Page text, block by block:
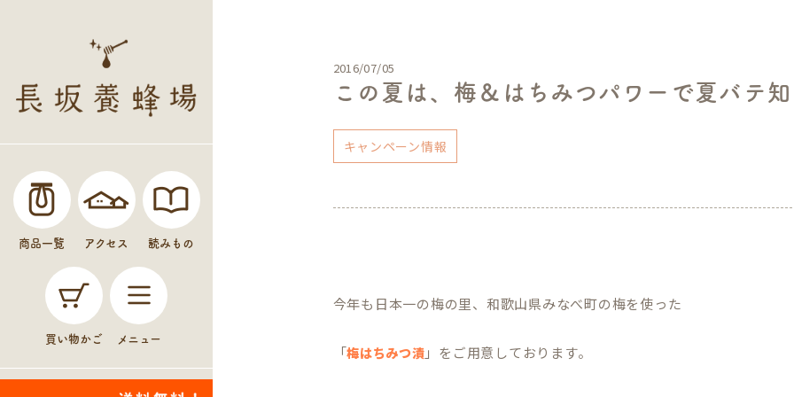
商品一覧 アクセス 読みもの
買い物かご メニュー
2016/07/05
この夏は、梅＆はちみつパワーで夏バテ
キャンペーン情報
今年も日本一の梅の里、和歌山県みなべ町の梅を使った
「梅はちみつ漬 」をご用意しております。